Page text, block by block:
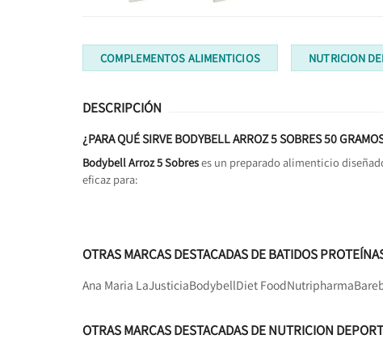
COMPLEMENTOS ALIMENTICIOS NUTRICION
DESCRIPCIÓN
¿PARA QUÉ SIRVE BODYBELL ARROZ 5 SOBRES 50
Bodybell Arroz 5 Sobreses un preparado alimenticio
eficaz para:
OTRAS MARCAS DESTACADAS DE BATIDOS
Ana Maria LaJusticiaBodybellDiet FoodNutripharma
OTRAS MARCAS DESTACADAS DE NUTRICION